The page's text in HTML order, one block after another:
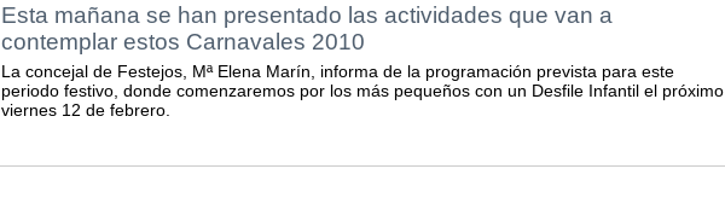
Esta mañana se han presentado las actividades que van a
contemplar estos Carnavales 2010
La concejal de Festejos, Mª Elena Marín, informa de la programación prevista para este
periodo festivo, donde comenzaremos por los más pequeños con un Desfile Infantil el próximo
viernes 12 de febrero.